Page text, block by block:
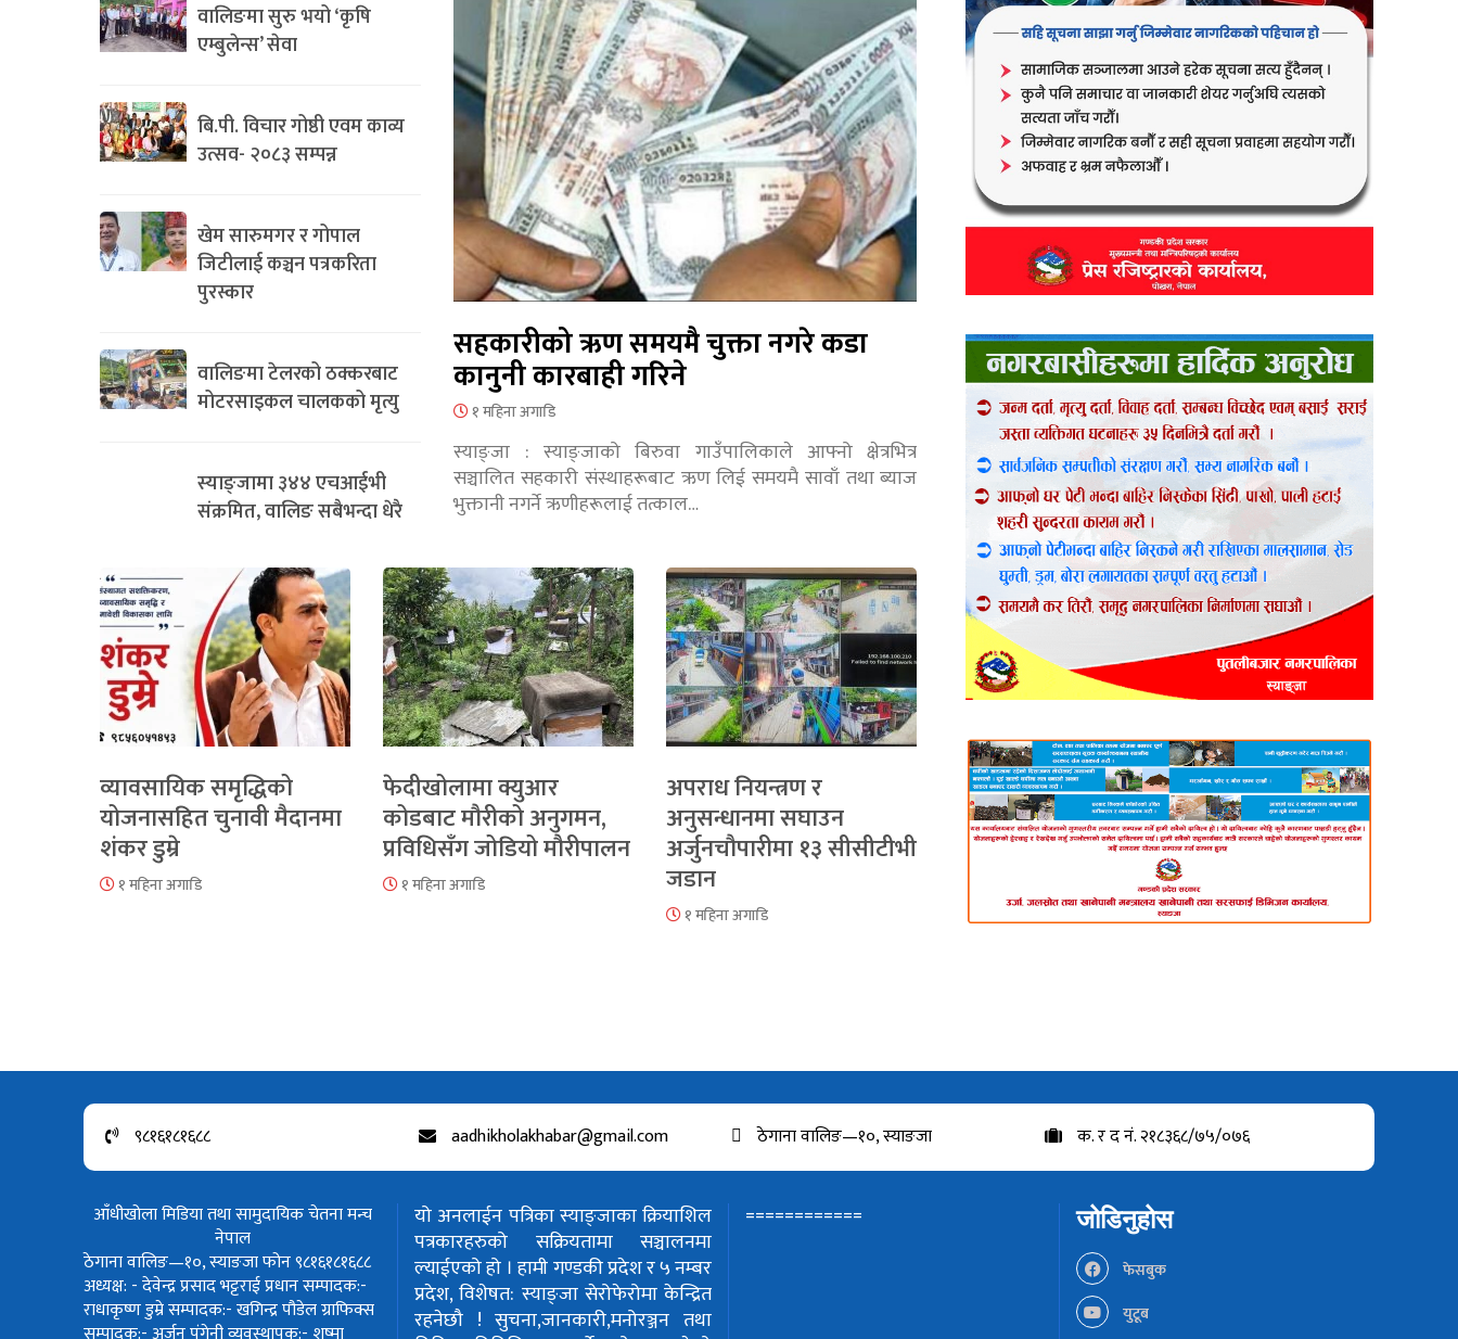
वालिङमा सुरु भयो ‘कृषि
एम्बुलेन्स’ सेवा
बि.पी. विचार गोष्ठी एवम काव्य
उत्सव- २०८३ सम्पन्न
खेम सारुमगर र गोपाल
जिटीलाई कञ्चन पत्रकरिता
पुरस्कार
वालिङमा टेलरको ठक्करबाट
मोटरसाइकल चालकको मृत्यु
स्याङ्जामा ३४४ एचआईभी
संक्रमित, वालिङ सबैभन्दा धेरै
सहकारीको ऋण समयमै चुक्ता नगरे कडा
कानुनी कारबाही गरिने
१ महिना अगाडि
स्याङ्जा : स्याङ्जाको बिरुवा गाउँपालिकाले आफ्नो क्षेत्रभित्र
सञ्चालित सहकारी संस्थाहरूबाट ऋण लिई समयमै सावाँ तथा ब्याज
भुक्तानी नगर्ने ऋणीहरूलाई तत्काल…
व्यावसायिक समृद्धिको
योजनासहित चुनावी मैदानमा
शंकर डुम्रे
१ महिना अगाडि
फेदीखोलामा क्युआर
कोडबाट मौरीको अनुगमन,
प्रविधिसँग जोडियो मौरीपालन
१ महिना अगाडि
अपराध नियन्त्रण र
अनुसन्धानमा सघाउन
अर्जुनचौपारीमा १३ सीसीटीभी
जडान
१ महिना अगाडि
९८१६१८१६८८ aadhikholakhabar@gmail.com ठेगाना वालिङ—१०, स्याङजा क. र द नं. २१८३६८/७५/०७६
आँधीखोला मिडिया तथा सामुदायिक चेतना मन्च
नेपाल
ठेगाना वालिङ—१०, स्याङजा फोन ९८१६१८१६८८
अध्यक्ष: - देवेन्द्र प्रसाद भट्टराईप्रधान सम्पादक:-
राधाकृष्ण डुम्रेसम्पादक:- खगिन्द्र पौडेलग्राफिक्स
यो अनलाईन पत्रिका स्याङ्जाका क्रियाशिल
पत्रकारहरुको सक्रियतामा सञ्चालनमा
ल्याईएको हो । हामी गण्डकी प्रदेश र ५ नम्बर
प्रदेश, विशेषत: स्याङ्जा सेरोफेरोमा केन्द्रित
रहनेछौ !सुचना,जानकारी,मनोरञ्जन तथा
============ जोडिनुहोस
फेसबुक
युटूब